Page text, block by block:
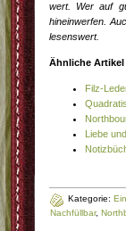
wert. Wer auf
hineinwerfen.
lesenswert.
Ähnliche
Filz-
Liebe
Kategorie:
Nachfüllbar,